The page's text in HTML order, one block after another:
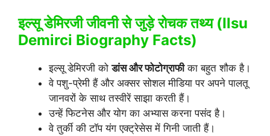
इल्सू डेमिरजी जीवनी से जुड़े रोचक तथ्य (Ilsu
Demirci Biography Facts)
इल्सू डेमिरजी कोडांस और फोटोग्राफीका बहुत शौक है।
वे पशु-प्रेमी हैं और अक्सर सोशल मीडिया पर अपने पालतू
जानवरों के साथ तस्वीरें साझा करती हैं।
उन्हें फिटनेस और योग का अभ्यास करना पसंद है।
वे तुर्की की टॉप यंग एक्ट्रेसेस में गिनी जाती हैं।